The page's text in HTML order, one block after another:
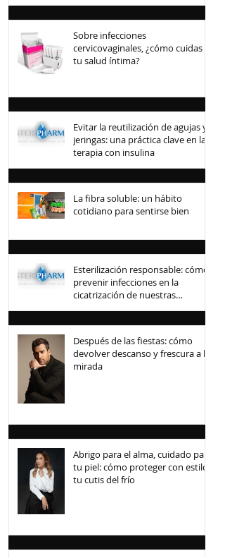
Sobre infecciones
cervicovaginales, ¿cómo cuidas
tu salud íntima?
Evitar la reutilización de agujas y
jeringas: una práctica clave en la
terapia con insulina
La fibra soluble: un hábito
cotidiano para sentirse bien
Esterilización responsable: cómo
prevenir infecciones en la
cicatrización de nuestras
mascotas
Después de las fiestas: cómo
devolver descanso y frescura a la
mirada
Abrigo para el alma, cuidado para
tu piel: cómo proteger con estilo
tu cutis del frío